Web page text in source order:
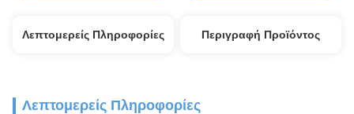
Λεπτομερείς Πληροφορίες Περιγραφή Προϊόντος
Λεπτομερείς Πληροφορίες